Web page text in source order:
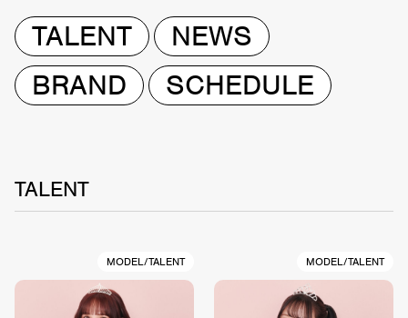
TALENT
NEWS
BRAND
SCHEDULE
TALENT
MODEL/TALENT MODEL/TALENT